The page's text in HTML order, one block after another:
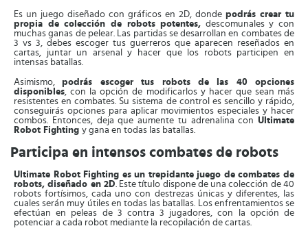
Es un juego diseñado con gráficos en 2D, donde podrás crear tu
propia de colección de robots potentes, descomunales y con
muchas ganas de pelear. Las partidas se desarrollan en combates de
3 vs 3, debes escoger tus guerreros que aparecen reseñados en
cartas, juntar un arsenal y hacer que los robots participen en
intensas batallas.
Asimismo,podrás escoger tus robots de las 40 opciones
disponibles, con la opción de modificarlos y hacer que sean más
resistentes en combates. Su sistema de control es sencillo y rápido,
conseguirás opciones para aplicar movimientos especiales y hacer
combos. Entonces, deja que aumente tu adrenalina con Ultimate
Robot Fighting y gana en todas las batallas.
Participa en intensos combates de robots
Ultimate Robot Fighting es un trepidante juego de combates de
robots, diseñado en 2D. Este título dispone de una colección de 40
robots fortísimos, cada uno con destrezas únicas y diferentes, las
cuales serán muy útiles en todas las batallas. Los enfrentamientos se
efectúan en peleas de 3 contra 3 jugadores, con la opción de
potenciar a cada robot mediante la recopilación de cartas.